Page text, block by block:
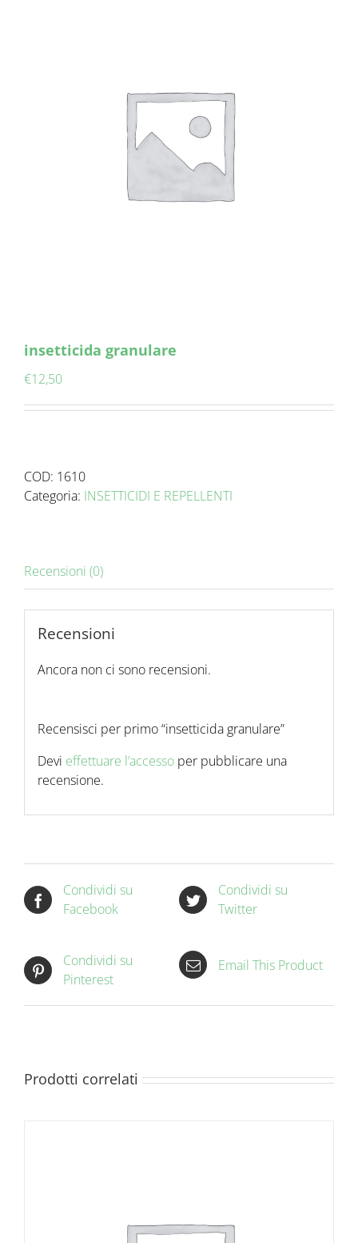
insetticida granulare
€12,50
COD: 1610
Categoria: INSETTICIDI E REPELLENTI
Recensioni (0)
Recensioni
Ancora non ci sono recensioni.
Recensisci per primo “insetticida granulare”
Devi effettuare l’accessoper pubblicare una
recensione.
Condividi su
Facebook
Condividi su
Twitter
Condividi su
Pinterest
Email This Product
Prodotti correlati